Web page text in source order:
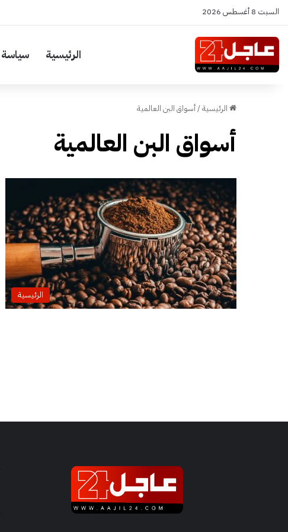
السبت 8 أغسطس 2026
الرئيسية سياسة
الرئيسية/أسواق البن العالمية
أسواق البن العالمية
الرئيسية